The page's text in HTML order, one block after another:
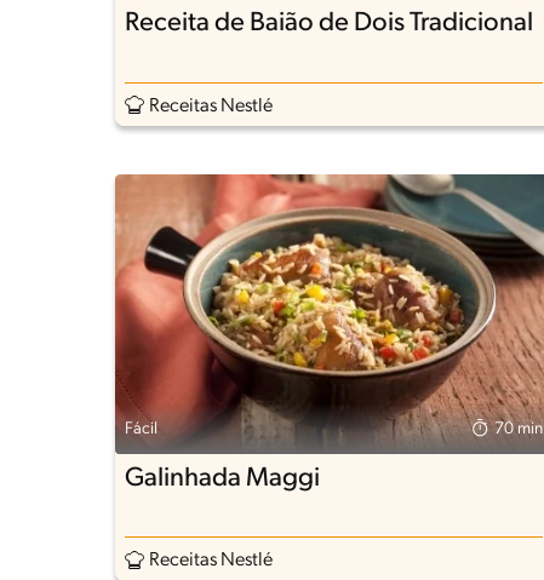
Receita de Baião de Dois Tradicional
Receitas Nestlé
Fácil 70 min
Galinhada Maggi
Receitas Nestlé